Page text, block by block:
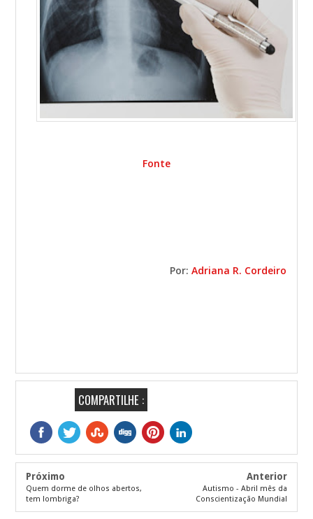
Fonte
Por: Adriana R. Cordeiro
COMPARTILHE :
Próximo
Quem dorme de olhos abertos,
tem lombriga?
Anterior
Autismo - Abril mês da
Conscientização Mundial